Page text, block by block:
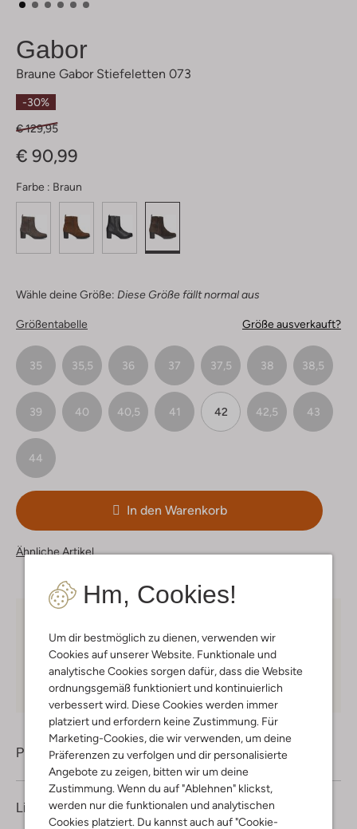
Hm, Cookies!
Um dir bestmöglich zu dienen, verwenden wir
Cookies auf unserer Website. Funktionale und
analytische Cookies sorgen dafür, dass die Website
ordnungsgemäß funktioniert und kontinuierlich
verbessert wird. Diese Cookies werden immer
platziert und erfordern keine Zustimmung. Für
Marketing-Cookies, die wir verwenden, um deine
Präferenzen zu verfolgen und dir personalisierte
Angebote zu zeigen, bitten wir um deine
Zustimmung. Wenn du auf "Ablehnen" klickst,
werden nur die funktionalen und analytischen
Cookies platziert. Du kannst auch auf "Cookie-
Gabor
Braune Gabor Stiefeletten 073
-30%
€ 129,95
€ 90,99
Farbe : Braun
Wähle deine Größe: Diese Größe fällt normal aus
Größentabelle Größe ausverkauft?
35 35,5 36 37 37,5 38 38,5
39 40 40,5 41 42 42,5 43
44
In den Warenkorb
Ähnliche Artikel
Mitglieder in Deutschland
Kauf auf Rechnung 30 TagenRückgaberecht
Produktinformation
Lieferung & Rückgabe